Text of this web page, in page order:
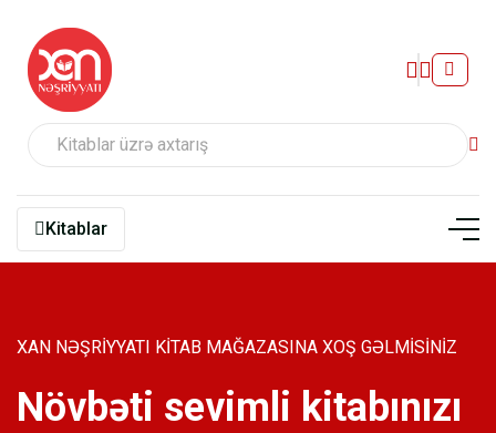
Kitablar
XAN NƏŞRİYYATI KİTAB MAĞAZASINA XOŞ GƏLMİSİNİZ
Növbəti sevimli kitabınızı